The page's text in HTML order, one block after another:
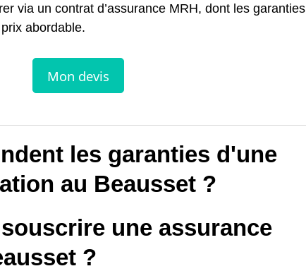
via un contrat d’assurance MRH, dont les garanties
abordable.
les garanties d'une
au Beausset ?
une assurance
?